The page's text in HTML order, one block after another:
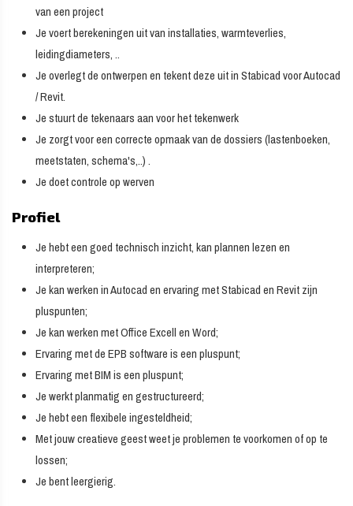
van een project
Je voert berekeningen uit van installaties, warmteverlies,
leidingdiameters, ..
Je overlegt de ontwerpen en tekent deze uit in Stabicad voor Autocad
/ Revit.
Je stuurt de tekenaars aan voor het tekenwerk
Je zorgt voor een correcte opmaak van de dossiers (lastenboeken,
meetstaten, schema's,..) .
Je doet controle op werven
Profiel
Je hebt een goed technisch inzicht, kan plannen lezen en
interpreteren;
Je kan werken in Autocad en ervaring met Stabicad en Revit zijn
pluspunten;
Je kan werken met Office Excell en Word;
Ervaring met de EPB software is een pluspunt;
Ervaring met BIM is een pluspunt;
Je werkt planmatig en gestructureerd;
Je hebt een flexibele ingesteldheid;
Met jouw creatieve geest weet je problemen te voorkomen of op te
lossen;
Je bent leergierig.